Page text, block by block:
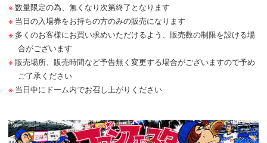
数量限定の為、無くなり次第終了となります
当日の入場券をお持ちの方のみの販売になります
多くのお客様にお買い求めいただけるよう、販売数の制限を設ける場
合がございます
販売場所、販売時間など予告無く変更する場合がございますので予め
ご了承ください
当日中にドーム内でお召し上がりください